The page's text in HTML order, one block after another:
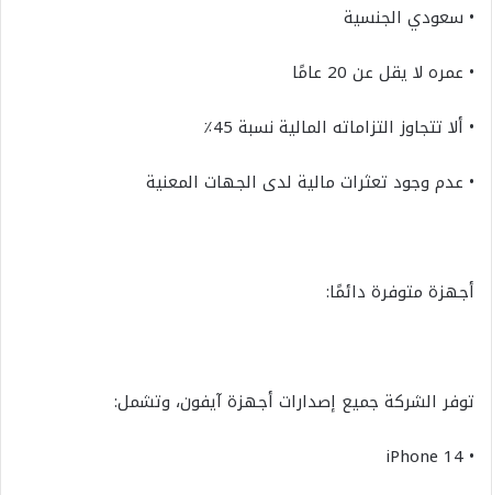
• سعودي الجنسية
• عمره لا يقل عن 20 عامًا
• ألا تتجاوز التزاماته المالية نسبة 45٪
• عدم وجود تعثرات مالية لدى الجهات المعنية
أجهزة متوفرة دائمًا:
توفر الشركة جميع إصدارات أجهزة آيفون، وتشمل:
• iPhone 14